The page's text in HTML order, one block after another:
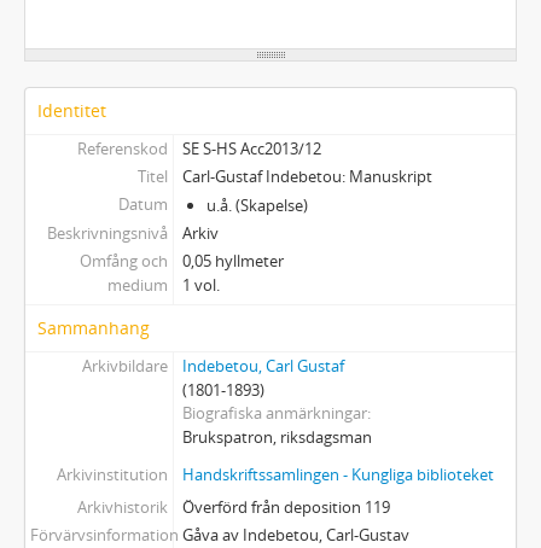
Identitet
Referenskod
SE S-HS Acc2013/12
Titel
Carl-Gustaf Indebetou: Manuskript
Datum
u.å. (Skapelse)
Beskrivningsnivå
Arkiv
Omfång och
medium
0,05 hyllmeter
1 vol.
Sammanhang
Arkivbildare
Indebetou, Carl Gustaf
(1801-1893)
Biografiska anmärkningar
Brukspatron, riksdagsman
Arkivinstitution
Handskriftssamlingen - Kungliga biblioteket
Arkivhistorik
Överförd från deposition 119
Förvärvsinformation Gåva av Indebetou, Carl-Gustav